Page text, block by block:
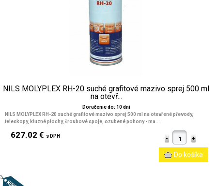
NILS MOLYPLEX RH-20 suché grafitové mazivo sprej 500 ml
na otevř...
Doručenie do: 10 dní
NILS MOLYPLEX RH-20 suché grafitové mazivo sprej 500 ml na otevřené převody,
teleskopy, kluzné plochy, šroubové spoje, ozubené pohony - ma...
627.02 € s DPH